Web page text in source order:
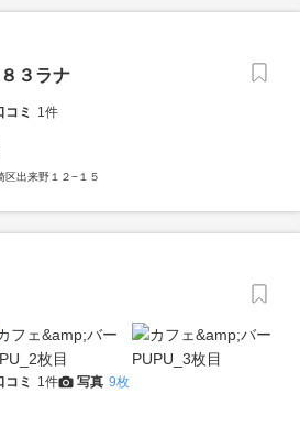
３ラナ
コミ 1件
区出来野１２−１５
コミ 1件 写真 9枚